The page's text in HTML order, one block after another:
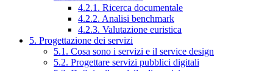
4.2.1. Ricerca documentale
4.2.2. Analisi benchmark
4.2.3. Valutazione euristica
5. Progettazione dei servizi
5.1. Cosa sono i servizi e il service design
5.2. Progettare servizi pubblici digitali